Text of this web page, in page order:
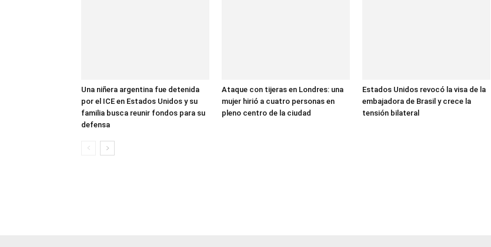
Una niñera argentina fue detenida
por el ICE en Estados Unidos y su
familia busca reunir fondos para su
defensa
Ataque con tijeras en Londres: una
mujer hirió a cuatro personas en
pleno centro de la ciudad
Estados Unidos revocó la visa de la
embajadora de Brasil y crece la
tensión bilateral